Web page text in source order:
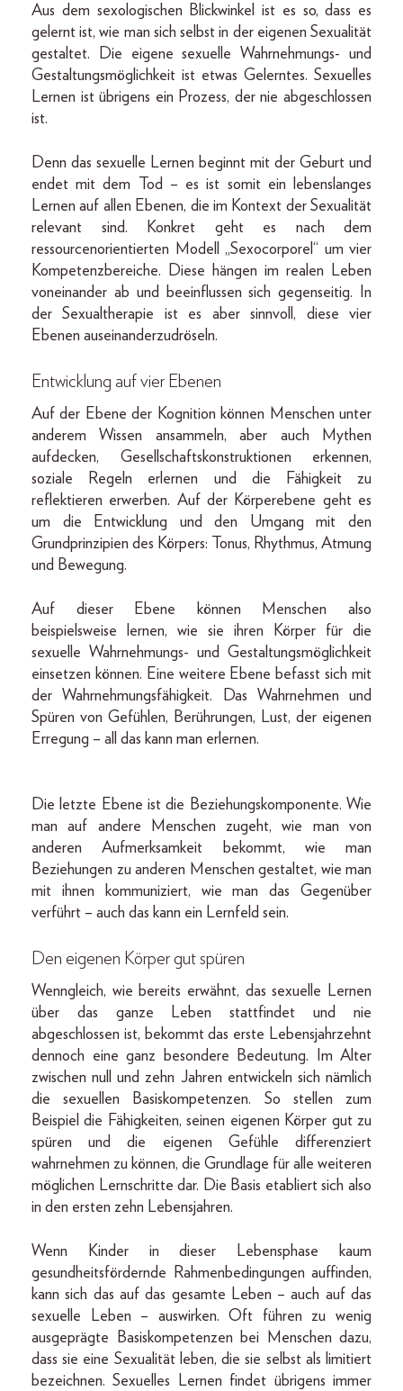
Aus dem sexologischen Blickwinkel ist es so, dass es
gelernt ist, wie man sich selbst in der eigenen Sexualität
gestaltet. Die eigene sexuelle Wahrnehmungs- und
Gestaltungsmöglichkeit ist etwas Gelerntes. Sexuelles
Lernen ist übrigens ein Prozess, der nie abgeschlossen
ist.
Denn das sexuelle Lernen beginnt mit der Geburt und
endet mit dem Tod – es ist somit ein lebenslanges
Lernen auf allen Ebenen, die im Kontext der Sexualität
relevant sind. Konkret geht es nach dem
ressourcenorientierten Modell „Sexocorporel“ um vier
Kompetenzbereiche. Diese hängen im realen Leben
voneinander ab und beeinflussen sich gegenseitig. In
der Sexualtherapie ist es aber sinnvoll, diese vier
Ebenen auseinanderzudröseln.
Entwicklung auf vier Ebenen
Auf der Ebene der Kognition können Menschen unter
anderem Wissen ansammeln, aber auch Mythen
aufdecken, Gesellschaftskonstruktionen erkennen,
soziale Regeln erlernen und die Fähigkeit zu
reflektieren erwerben. Auf der Körperebene geht es
um die Entwicklung und den Umgang mit den
Grundprinzipien des Körpers: Tonus, Rhythmus, Atmung
und Bewegung.
Auf dieser Ebene können Menschen also
beispielsweise lernen, wie sie ihren Körper für die
sexuelle Wahrnehmungs- und Gestaltungsmöglichkeit
einsetzen können. Eine weitere Ebene befasst sich mit
der Wahrnehmungsfähigkeit. Das Wahrnehmen und
Spüren von Gefühlen, Berührungen, Lust, der eigenen
Erregung – all das kann man erlernen.
Die letzte Ebene ist die Beziehungskomponente. Wie
man auf andere Menschen zugeht, wie man von
anderen Aufmerksamkeit bekommt, wie man
Beziehungen zu anderen Menschen gestaltet, wie man
mit ihnen kommuniziert, wie man das Gegenüber
verführt – auch das kann ein Lernfeld sein.
Den eigenen Körper gut spüren
Wenngleich, wie bereits erwähnt, das sexuelle Lernen
über das ganze Leben stattfindet und nie
abgeschlossen ist, bekommt das erste Lebensjahrzehnt
dennoch eine ganz besondere Bedeutung. Im Alter
zwischen null und zehn Jahren entwickeln sich nämlich
die sexuellen Basiskompetenzen. So stellen zum
Beispiel die Fähigkeiten, seinen eigenen Körper gut zu
spüren und die eigenen Gefühle differenziert
wahrnehmen zu können, die Grundlage für alle weiteren
möglichen Lernschritte dar. Die Basis etabliert sich also
in den ersten zehn Lebensjahren.
Wenn Kinder in dieser Lebensphase kaum
gesundheitsfördernde Rahmenbedingungen auffinden,
kann sich das auf das gesamte Leben – auch auf das
sexuelle Leben – auswirken. Oft führen zu wenig
ausgeprägte Basiskompetenzen bei Menschen dazu,
dass sie eine Sexualität leben, die sie selbst als limitiert
bezeichnen. Sexuelles Lernen findet übrigens immer